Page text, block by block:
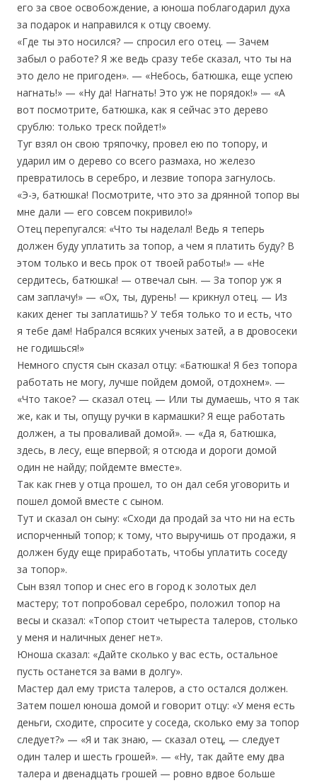
его за свое освобождение, а юноша поблагодарил духа
за подарок и направился к отцу своему.
«Где ты это носился? — спросил его отец. — Зачем
забыл о работе? Я же ведь сразу тебе сказал, что ты на
это дело не пригоден». — «Небось, батюшка, еще успею
нагнать!» — «Ну да! Нагнать! Это уж не порядок!» — «А
вот посмотрите, батюшка, как я сейчас это дерево
срублю: только треск пойдет!»
Туг взял он свою тряпочку, провел ею по топору, и
ударил им о дерево со всего размаха, но железо
превратилось в серебро, и лезвие топора загнулось.
«Э-э, батюшка! Посмотрите, что это за дрянной топор вы
мне дали — его совсем покривило!»
Отец перепугался: «Что ты наделал! Ведь я теперь
должен буду уплатить за топор, а чем я платить буду? В
этом только и весь прок от твоей работы!» — «Не
сердитесь, батюшка! — отвечал сын. — За топор уж я
сам заплачу!» — «Ох, ты, дурень! — крикнул отец. — Из
каких денег ты заплатишь? У тебя только то и есть, что
я тебе дам! Набрался всяких ученых затей, а в дровосеки
не годишься!»
Немного спустя сын сказал отцу: «Батюшка! Я без топора
работать не могу, лучше пойдем домой, отдохнем». —
«Что такое? — сказал отец. — Или ты думаешь, что я так
же, как и ты, опущу ручки в кармашки? Я еще работать
должен, а ты проваливай домой». — «Да я, батюшка,
здесь, в лесу, еще впервой; я отсюда и дороги домой
один не найду; пойдемте вместе».
Так как гнев у отца прошел, то он дал себя уговорить и
пошел домой вместе с сыном.
Тут и сказал он сыну: «Сходи да продай за что ни на есть
испорченный топор; к тому, что выручишь от продажи, я
должен буду еще приработать, чтобы уплатить соседу
за топор».
Сын взял топор и снес его в город к золотых дел
мастеру; тот попробовал серебро, положил топор на
весы и сказал: «Топор стоит четыреста талеров, столько
у меня и наличных денег нет».
Юноша сказал: «Дайте сколько у вас есть, остальное
пусть останется за вами в долгу».
Мастер дал ему триста талеров, а сто остался должен.
Затем пошел юноша домой и говорит отцу: «У меня есть
деньги, сходите, спросите у соседа, сколько ему за топор
следует?» — «Я и так знаю, — сказал отец, — следует
один талер и шесть грошей». — «Ну, так дайте ему два
талера и двенадцать грошей — ровно вдвое больше